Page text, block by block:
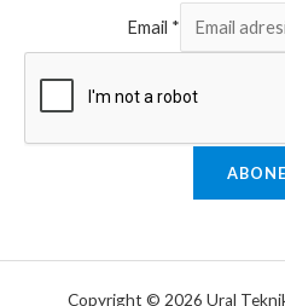
Email *
Copyright © 2026 Ural